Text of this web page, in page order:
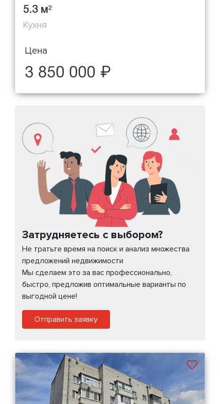
5.3 м2
Кухня
Цена
3 850 000 ₽
Затрудняетесь с выбором?
Не тратьте время на поиск и анализ множества
предложений недвижимости
Мы сделаем это за вас профессионально,
быстро, предложив оптимальные варианты по
выгодной цене!
Отправить заявку